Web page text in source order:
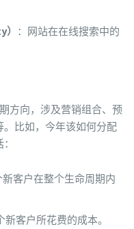
：网站在在线搜索中的
方向，涉及营销组合、预
比如，今年该如何分配
新客户在整个生命周期内
新客户所花费的成本。